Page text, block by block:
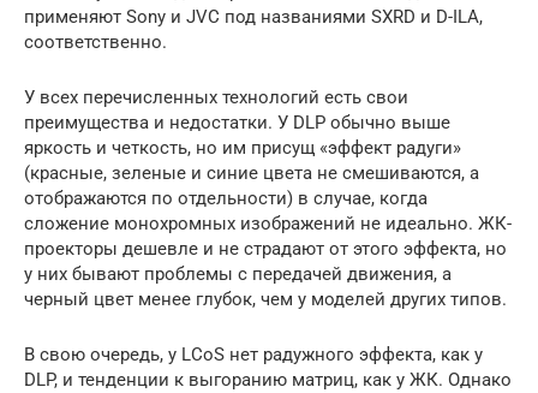
применяют Sony и JVC под названиями SXRD и D-ILA,
соответственно.
У всех перечисленных технологий есть свои
преимущества и недостатки. У DLP обычно выше
яркость и четкость, но им присущ «эффект радуги»
(красные, зеленые и синие цвета не смешиваются, а
отображаются по отдельности) в случае, когда
сложение монохромных изображений не идеально. ЖК-
проекторы дешевле и не страдают от этого эффекта, но
у них бывают проблемы с передачей движения, а
черный цвет менее глубок, чем у моделей других типов.
В свою очередь, у LCoS нет радужного эффекта, как у
DLP, и тенденции к выгоранию матриц, как у ЖК. Однако